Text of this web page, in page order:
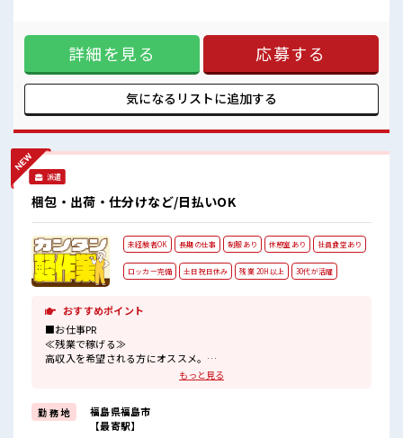
オンオフの切替もできちゃう！
職場にはロッカー完備！
私物の置きすぎには注意が必要ですね★
にプライベート満喫！ ≪動きやすい制服アリ≫ 制服があるの
で、 毎日の服装の悩み解消♪ ≪自分に向いている仕事が探せ
る≫ 困った事などがあれば、 担当がしっかりサポートしま
す！ ■職場の雰囲気 20代の若い世代がたくさん活躍中の活気
ある職場！ しっかり休める休憩室あり！ オンオフの切替もで
きちゃう！ 職場にはロッカー完備！ 私物の置きすぎには注意
詳細を見る 応募する
気になるリストに追加する
派遣
梱包・出荷・仕分けなど/日払いOK
未経験者OK 長期の仕事 制服あり 休憩室あり 社員食堂あり
ロッカー完備 土日祝日休み 残業 20H以上 30代が活躍
おすすめポイント
■お仕事PR
≪残業で稼げる≫
高収入を希望される方にオススメ。
残業は月20時間以上あります♪
家族や友人と一緒にプライベート満喫！
≪ラクラク制服アリ≫
制服があるので、
もっと見る
勤 務 地
福島県福島市
【最寄駅】